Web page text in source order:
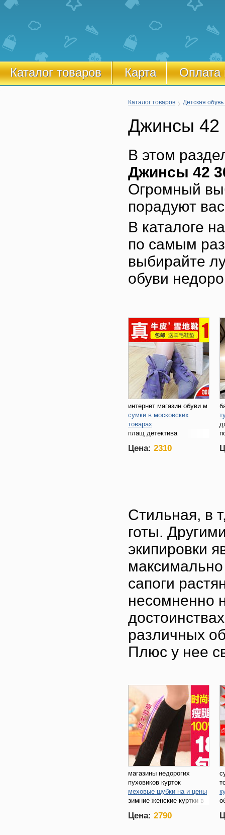
Каталог товаров Карта Оплата
Каталог товаров Детская
Джинсы 42
В этом
Джинсы 42
Огромный
порадуют
В каталоге
по самым
выбирайте
обуви
интернет магазин обуви м
сумки в московских
товарах
плащ детектива
Цена: 2310
Стильная, в
готы.
экипировки
сапоги
несомненно
различных
Плюс у нее
магазины недорогих
пуховиков курток
меховые шубки на и цены
зимние женские куртки в
Цена: 2790